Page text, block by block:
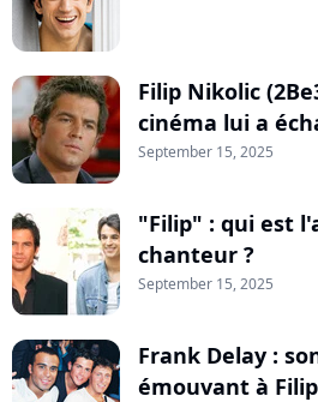
Filip Nikolic
cinéma lui a
September 15, 2025
"Filip" : qui est
chanteur ?
September 15, 2025
Frank Delay :
émouvant à